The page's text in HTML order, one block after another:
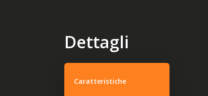
Dettagli
Caratteristiche